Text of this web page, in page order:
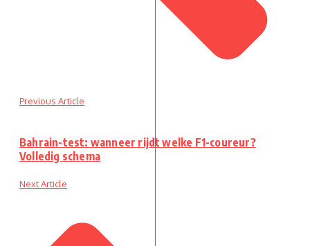
Previous Article
Bahrain-test: wanneer rijdt welke F1-coureur?
Volledig schema
Next Article